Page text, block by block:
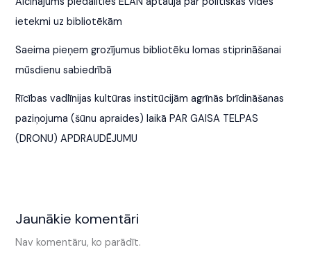
ietekmi uz bibliotēkām
Saeima pieņem grozījumus bibliotēku lomas stiprināšanai
mūsdienu sabiedrībā
Rīcības vadlīnijas kultūras institūcijām agrīnās brīdināšanas
paziņojuma (šūnu apraides) laikā PAR GAISA TELPAS
(DRONU) APDRAUDĒJUMU
Jaunākie komentāri
Nav komentāru, ko parādīt.